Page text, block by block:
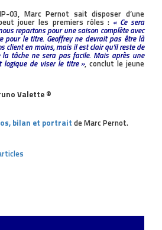
03, Marc Pernot sait disposer d’une
jouer les premiers rôles : « Ce sera
repartons pour une saison complète avec
pour le titre. Geoffrey ne devrait pas être là
client en moins, mais il est clair qu’il reste de
tâche ne sera pas facile. Mais après une
logique de viser le titre », conclut le jeune
Valette ©
bilan et portraitde Marc Pernot.